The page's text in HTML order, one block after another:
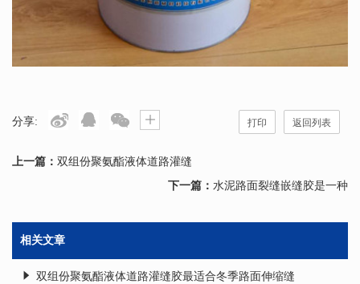
分享: 返回列表
打印
上一篇： 双组份聚氨酯液体道路灌缝
下一篇： 水泥路面裂缝嵌缝胶是一种
相关文章
双组份聚氨酯液体道路灌缝胶最适合冬季路面伸缩缝